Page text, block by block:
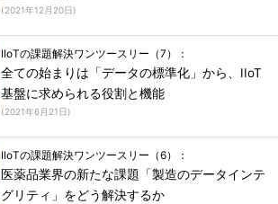
(2021年12月20日)
IIoTの課題解決ワンツースリー（7）：
全ての始まりは「データの標準化」から、IIoT
基盤に求められる役割と機能
(2021年6月21日)
IIoTの課題解決ワンツースリー（6）：
医薬品業界の新たな課題「製造のデータインテ
グリティ」をどう解決するか